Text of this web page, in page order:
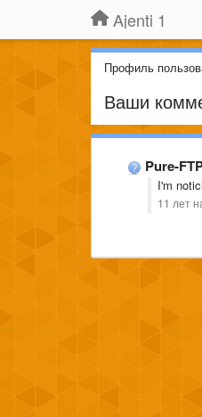
Ajenti 1
Профиль
Ваши
Pure-
I'm
11 лет